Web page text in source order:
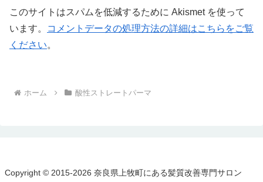
このサイトはスパムを低減するために Akismet を使って
います。
コメントデータの処理方法の詳細はこちらをご覧
ください。
ホーム 酸性ストレートパーマ
Copyright © 2015-2026 奈良県上牧町にある髪質改善専門サロン